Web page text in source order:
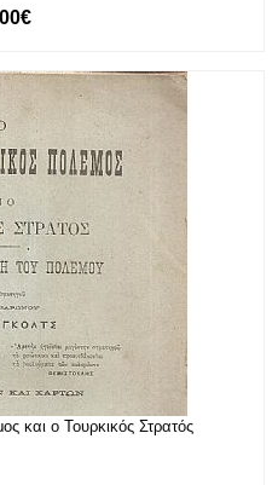
και ο Τουρκικός Στρατός